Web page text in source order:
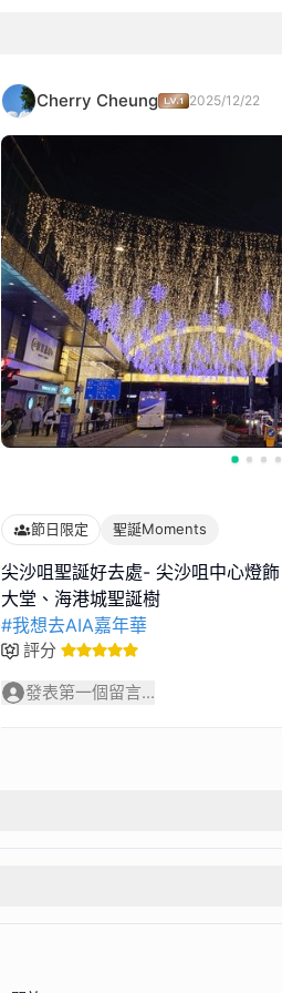
Cherry Cheung 2025/12/22
節日限定 聖誕Moments
尖沙咀聖誕好去處- 尖沙咀中心燈
#我想去AIA嘉年華
評分
發表第一個留言...